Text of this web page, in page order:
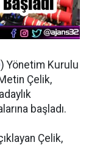
) Yönetim Kurulu
Çelik,
başladı.
Çelik,